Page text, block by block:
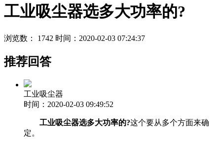
工业吸尘器选多大功率的?
浏览数： 1742 时间：2020-02-03 07:24:37
推荐回答
工业吸尘器
时间：2020-02-03 09:49:52
工业吸尘器选多大功率的?这个要从多个方面来确
定。